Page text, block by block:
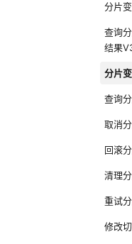
分片
查询
结果
分片
查询
取消
回滚
清理
重试
修改